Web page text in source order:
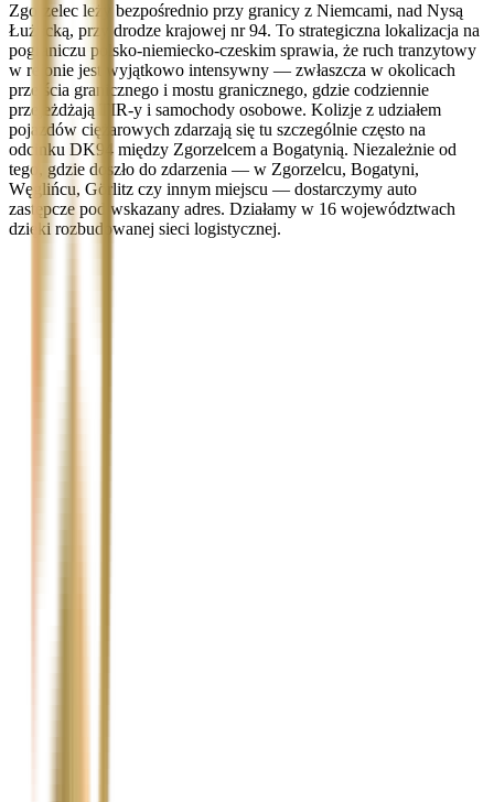
Zgorzelec leży bezpośrednio przy granicy z Niemcami, nad Nysą
Łużycką, przy drodze krajowej nr 94. To strategiczna lokalizacja na
pograniczu polsko-niemiecko-czeskim sprawia, że ruch tranzytowy
w rejonie jest wyjątkowo intensywny — zwłaszcza w okolicach
przejścia granicznego i mostu granicznego, gdzie codziennie
przejeżdżają TIR-y i samochody osobowe. Kolizje z udziałem
pojazdów ciężarowych zdarzają się tu szczególnie często na
odcinku DK94 między Zgorzelcem a Bogatynią. Niezależnie od
tego, gdzie doszło do zdarzenia — w Zgorzelcu, Bogatyni,
Węglińcu, Görlitz czy innym miejscu — dostarczymy auto
zastępcze pod wskazany adres. Działamy w 16 województwach
dzięki rozbudowanej sieci logistycznej.